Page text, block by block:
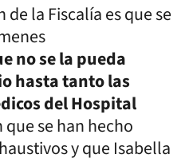
la Fiscalía es que se
no se la pueda
hasta tanto las
del Hospital
se han hecho
y que Isabella